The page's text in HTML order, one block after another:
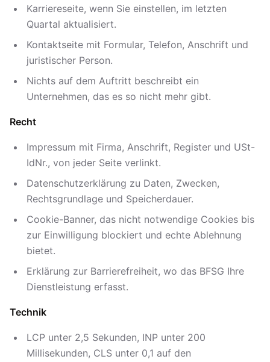
Karriereseite, wenn Sie einstellen, im letzten
Quartal aktualisiert.
Kontaktseite mit Formular, Telefon, Anschrift und
juristischer Person.
Nichts auf dem Auftritt beschreibt ein
Unternehmen, das es so nicht mehr gibt.
Recht
Impressum mit Firma, Anschrift, Register und USt-
IdNr., von jeder Seite verlinkt.
Datenschutzerklärung zu Daten, Zwecken,
Rechtsgrundlage und Speicherdauer.
Cookie-Banner, das nicht notwendige Cookies bis
zur Einwilligung blockiert und echte Ablehnung
bietet.
Erklärung zur Barrierefreiheit, wo das BFSG Ihre
Dienstleistung erfasst.
Technik
LCP unter 2,5 Sekunden, INP unter 200
Millisekunden, CLS unter 0,1 auf den